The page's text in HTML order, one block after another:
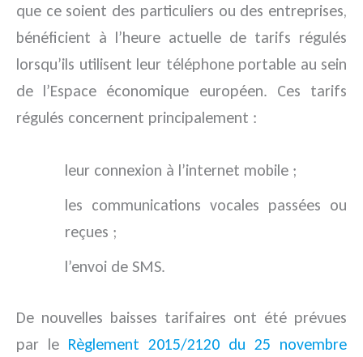
que ce soient des particuliers ou des entreprises,
bénéficient à l’heure actuelle de tarifs régulés
lorsqu’ils utilisent leur téléphone portable au sein
de l’Espace économique européen. Ces tarifs
régulés concernent principalement :
leur connexion à l’internet mobile ;
les communications vocales passées ou
reçues ;
l’envoi de SMS.
De nouvelles baisses tarifaires ont été prévues
par le Règlement 2015/2120 du 25 novembre